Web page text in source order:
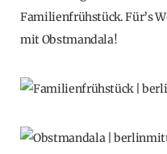
Familienfrühstück. Für’s
mit Obstmandala!